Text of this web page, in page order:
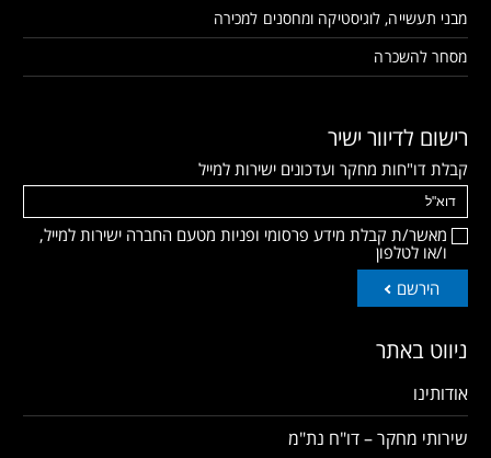
מבני תעשייה, לוגיסטיקה ומחסנים למכירה
מסחר להשכרה
רישום לדיוור ישיר
קבלת דו"חות מחקר ועדכונים ישירות למייל
מאשר/ת קבלת מידע פרסומי ופניות מטעם החברה ישירות למייל,
ו/או לטלפון
הירשם
ניווט באתר
אודותינו
שירותי מחקר – דו"ח נת"מ